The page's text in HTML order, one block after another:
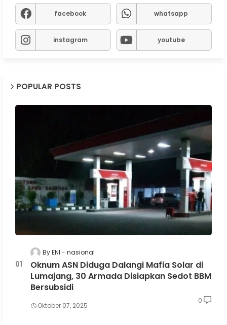
facebook whatsapp
instagram youtube
POPULAR POSTS
By ENI nasional
Oknum ASN Diduga Dalangi Mafia Solar di
Lumajang, 30 Armada Disiapkan Sedot BBM
Bersubsidi
Oktober 07, 2025
0